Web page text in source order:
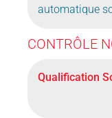
automatique
CONTRÔLE
Qualification